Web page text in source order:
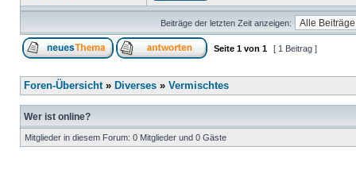
Beiträge der letzten Zeit anzeigen:
Seite 1 von 1 [ 1 Beitrag ]
Foren-Übersicht» Diverses » Vermischtes
Wer ist online?
Mitglieder in diesem Forum: 0 Mitglieder und 0 Gäste